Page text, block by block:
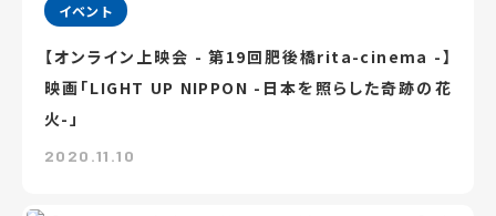
イベント
【オンライン上映会 - 第19回肥後橋rita-cinema -】
映画「LIGHT UP NIPPON -日本を照らした奇跡の花
火-」
2020.11.10